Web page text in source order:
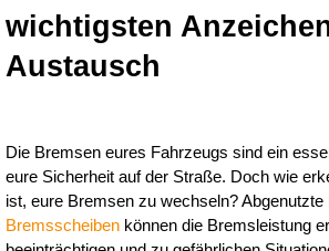
wichtigsten
Austausch
Die Bremsen eures Fahrzeugs sind ein
eure Sicherheit auf der Straße. Doch wie
Bremsscheiben können die Bremsleistung